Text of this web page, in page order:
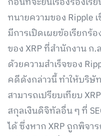
ทนายความของ Ripple
มีการเปิดเผยข้อเรียกร้
ของ XRP ที่สำนักงาน ก.
ด้วยความสำเร็จของ
คดีดังกล่าวนี้ ทำให้บริษั
สามารถเปรียบเทียบ
สกุลเงินดิจิทัลอื่น ๆ ที่
ได้ ซึ่งหาก XRP ถูกพิจา